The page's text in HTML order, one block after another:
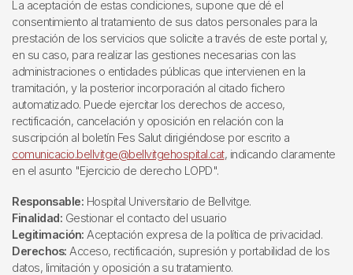
La aceptación de estas condiciones, supone que dé el
consentimiento al tratamiento de sus datos personales para la
prestación de los servicios que solicite a través de este portal y,
en su caso, para realizar las gestiones necesarias con las
administraciones o entidades públicas que intervienen en la
tramitación, y la posterior incorporación al citado fichero
automatizado. Puede ejercitar los derechos de acceso,
rectificación, cancelación y oposición en relación con la
suscripción al boletín Fes Salut dirigiéndose por escrito a
comunicacio.bellvitge@bellvitgehospital.cat, indicando claramente
en el asunto "Ejercicio de derecho LOPD".
Responsable: Hospital Universitario de Bellvitge.
Finalidad: Gestionar el contacto del usuario
Legitimación: Aceptación expresa de la política de privacidad.
Derechos: Acceso, rectificación, supresión y portabilidad de los
datos, limitación y oposición a su tratamiento.